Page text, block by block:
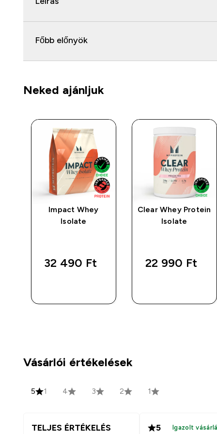
Főbb előnyök
Neked ajánljuk
Impact Whey
Isolate
32 490 Ft‎
Clear Whey Protein
Isolate
22 990 Ft‎
Vásárlói értékelések
5 1 4 3 2 1
TELJES ÉRTÉKELÉS 5 Igazolt